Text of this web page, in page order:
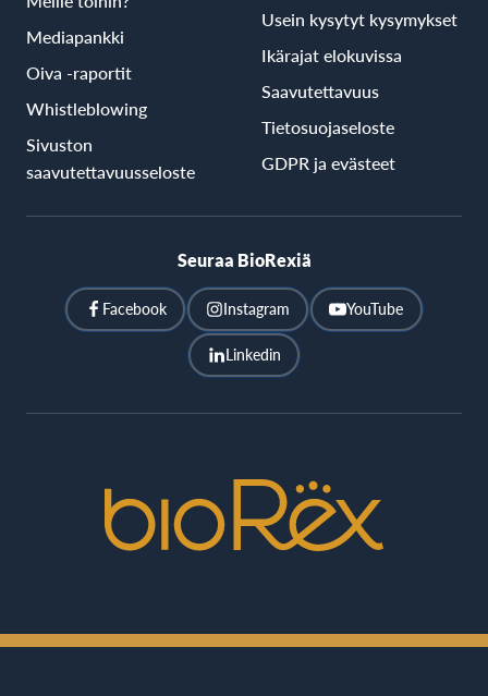
Mediapankki
Oiva -raportit
Whistleblowing
Sivuston
saavutettavuusseloste
Usein kysytyt kysymykset
Ikärajat elokuvissa
Saavutettavuus
Tietosuojaseloste
GDPR ja evästeet
Seuraa BioRexiä
Facebook Instagram YouTube
Linkedin
Cinemas